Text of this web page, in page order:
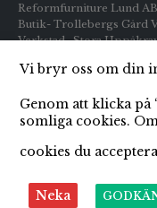
Reformfurniture Lund AB
Butik- Trollebergs Gård
Verkstad- Stora
Telefon: Butiken 0709-
E-post:
© Copyright 2021
Vi bryr oss om din
Genom att klicka på
somliga cookies.
cookies du
Neka